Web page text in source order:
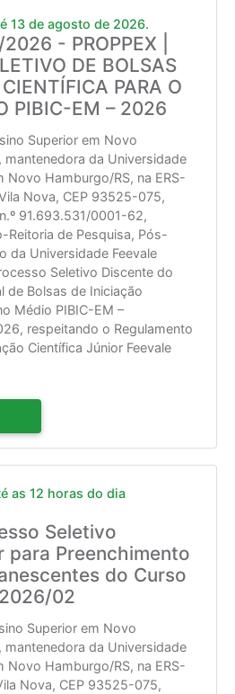
13 de agosto de 2026.
- PROPPEX |
DE BOLSAS
PARA O
PIBIC-EM – 2026
Superior em Novo
mantenedora da Universidade
Novo Hamburgo/RS, na ERS-
Nova, CEP 93525-075,
91.693.531/0001-62,
Reitoria de Pesquisa, Pós-
da Universidade Feevale
Seletivo Discente do
de Bolsas de Iniciação
Médio PIBIC-EM –
respeitando o Regulamento
Científica Júnior Feevale
as 12 horas do dia
Seletivo
para Preenchimento
do Curso
02
Superior em Novo
mantenedora da Universidade
Novo Hamburgo/RS, na ERS-
Nova, CEP 93525-075,